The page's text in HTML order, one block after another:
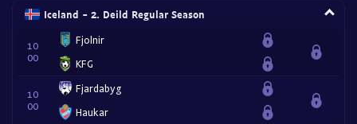
Iceland - 2. Deild Regular Season
10
00
Fjolnir
KFG
10
00
Fjardabyg
Haukar